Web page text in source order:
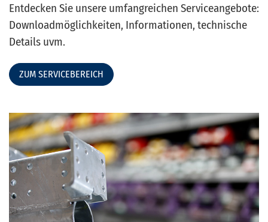
Entdecken Sie unsere umfangreichen Serviceangebote:
Downloadmöglichkeiten, Informationen, technische
Details uvm.
ZUM SERVICEBEREICH